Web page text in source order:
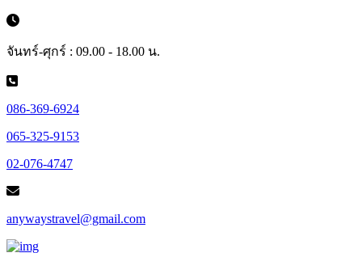
จันทร์-ศุกร์ : 09.00 - 18.00 น.
086-369-6924
065-325-9153
02-076-4747
anywaystravel@gmail.com